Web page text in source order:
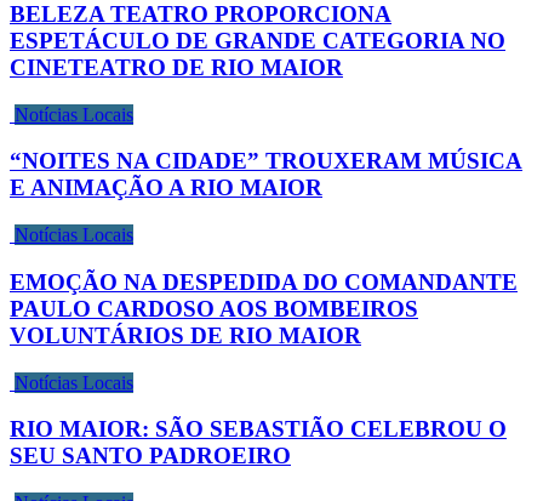
BELEZA TEATRO PROPORCIONA
ESPETÁCULO DE GRANDE CATEGORIA NO
CINETEATRO DE RIO MAIOR
Notícias Locais
“NOITES NA CIDADE” TROUXERAM MÚSICA
E ANIMAÇÃO A RIO MAIOR
Notícias Locais
EMOÇÃO NA DESPEDIDA DO COMANDANTE
PAULO CARDOSO AOS BOMBEIROS
VOLUNTÁRIOS DE RIO MAIOR
Notícias Locais
RIO MAIOR: SÃO SEBASTIÃO CELEBROU O
SEU SANTO PADROEIRO